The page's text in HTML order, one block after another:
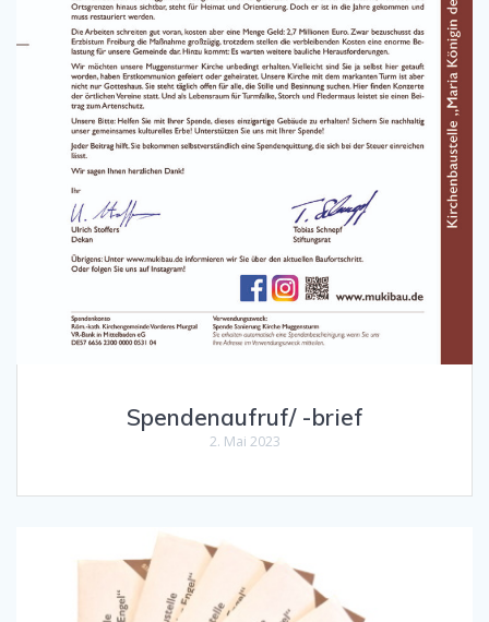
Spendenaufruf/ -brief
2. Mai 2023